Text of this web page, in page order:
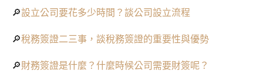
🔎設立公司要花多少時間？談公司設立流程
🔎稅務簽證二三事，談稅務簽證的重要性與優勢
🔎財務簽證是什麼？什麼時候公司需要財簽呢？